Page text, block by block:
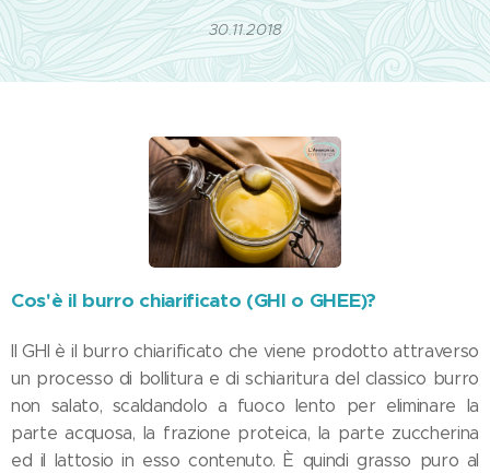
30.11.2018
Cos'è il burro chiarificato (GHI o GHEE)?
Il GHI è il burro chiarificato che viene prodotto attraverso
un processo di bollitura e di schiaritura del classico burro
non salato, scaldandolo a fuoco lento per eliminare la
parte acquosa, la frazione proteica, la parte zuccherina
ed il lattosio in esso contenuto. È quindi grasso puro al